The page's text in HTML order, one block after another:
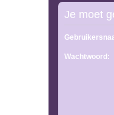
Je moet
Wachtwoord: